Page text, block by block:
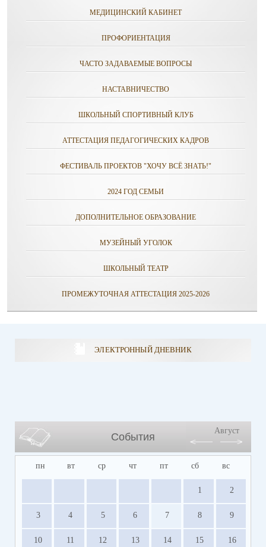
МЕДИЦИНСКИЙ КАБИНЕТ
ПРОФОРИЕНТАЦИЯ
ЧАСТО ЗАДАВАЕМЫЕ ВОПРОСЫ
НАСТАВНИЧЕСТВО
ШКОЛЬНЫЙ СПОРТИВНЫЙ КЛУБ
АТТЕСТАЦИЯ ПЕДАГОГИЧЕСКИХ КАДРОВ
ФЕСТИВАЛЬ ПРОЕКТОВ "ХОЧУ ВСЁ ЗНАТЬ!"
2024 ГОД СЕМЬИ
ДОПОЛНИТЕЛЬНОЕ ОБРАЗОВАНИЕ
МУЗЕЙНЫЙ УГОЛОК
ШКОЛЬНЫЙ ТЕАТР
ПРОМЕЖУТОЧНАЯ АТТЕСТАЦИЯ 2025-2026
ЭЛЕКТРОННЫЙ ДНЕВНИК
События
Август
пн вт ср чт пт сб вс
1 2
3 4 5 6 7 8 9
10 11 12 13 14 15 16